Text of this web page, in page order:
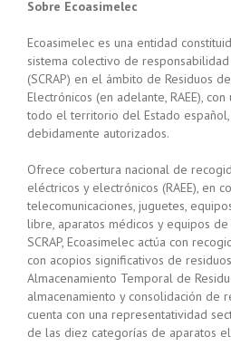
Sobre Ecoasimelec
Ecoasimelec es una entidad
sistema colectivo de
(SCRAP) en el ámbito de Residuos
Electrónicos (en adelante, RAEE),
todo el territorio del Estado
debidamente autorizados.
Ofrece cobertura nacional de
eléctricos y electrónicos (RAEE), en
telecomunicaciones, juguetes,
libre, aparatos médicos y equipos
SCRAP, Ecoasimelec actúa con
con acopios significativos de
Almacenamiento Temporal de
almacenamiento y consolidación de
cuenta con una representatividad
de las diez categorías de aparatos